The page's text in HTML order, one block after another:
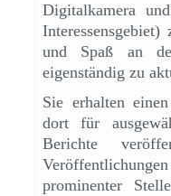
Digitalkamera
und Spaß an
eigenständig zu
Sie erhalten
dort für
Berichte
prominenter